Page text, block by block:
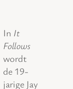
In It
Follows
wordt
de 19-
jarige Jay